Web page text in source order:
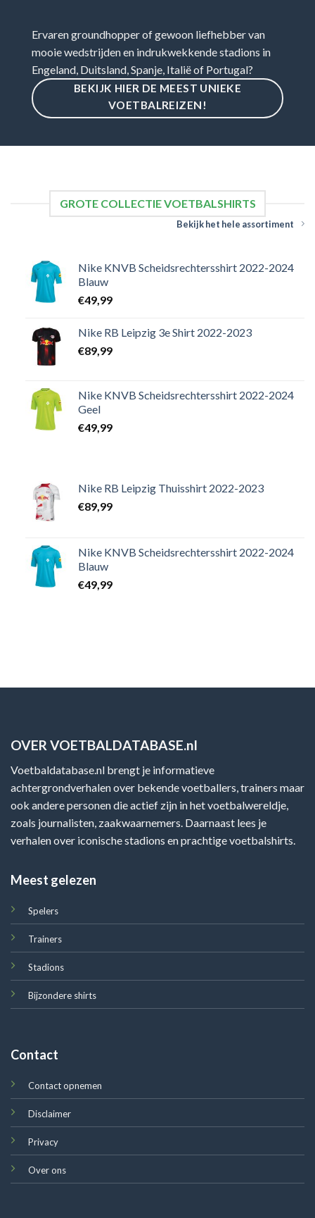
Ervaren groundhopper of gewoon liefhebber van
mooie wedstrijden en indrukwekkende stadions in
Engeland, Duitsland, Spanje, Italië of Portugal?
BEKIJK HIER DE MEEST UNIEKE
VOETBALREIZEN!
GROTE COLLECTIE VOETBALSHIRTS
Bekijk het hele assortiment
Nike KNVB Scheidsrechtersshirt 2022-2024
Blauw
€49,99
Nike RB Leipzig 3e Shirt 2022-2023
€89,99
Nike KNVB Scheidsrechtersshirt 2022-2024
Geel
€49,99
Nike RB Leipzig Thuisshirt 2022-2023
€89,99
Nike KNVB Scheidsrechtersshirt 2022-2024
Blauw
€49,99
OVER VOETBALDATABASE.nl
Voetbaldatabase.nl brengt je informatieve
achtergrondverhalen over bekende voetballers, trainers maar
ook andere personen die actief zijn in het voetbalwereldje,
zoals journalisten, zaakwaarnemers. Daarnaast lees je
verhalen over iconische stadions en prachtige voetbalshirts.
Meest gelezen
Spelers
Trainers
Stadions
Bijzondere shirts
Contact
Contact opnemen
Disclaimer
Privacy
Over ons